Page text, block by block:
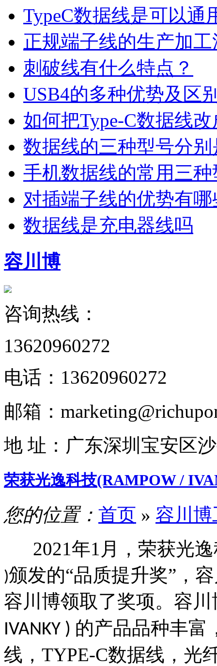
TypeC数据线是可以通
正规端子线的生产加
刺破线有什么特点？
USB4的多种优势及区
如何把Type-C数据线
数据线的三种型号分
手机数据线的常用三种
对插端子线的优势有哪
数据线是充电器线吗
容川博
咨询热线：
13620960272
电话： 13620960272
邮箱：
地 址： 广东深圳宝安区
荣获光逸科技(RAMPOW /
您的位置： 首页 » 容川
2021年1 月，荣获光
)颁发的“品质提升奖”，
容川博领取了奖项。容
IVANKY ) 的产品品种丰富
线， TYPE-C数据线，光